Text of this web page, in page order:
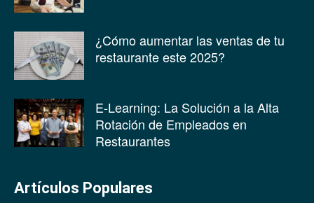
¿Cómo aumentar las ventas de tu
restaurante este 2025?
E-Learning: La Solución a la Alta
Rotación de Empleados en
Restaurantes
Artículos Populares